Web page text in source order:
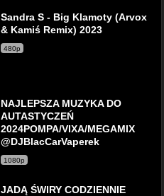
Sandra S - Big Klamoty (Arvox
& Kamiś Remix) 2023
480p
NAJLEPSZA MUZYKA DO
AUTASTYCZEŃ
2024POMPA/VIXA/MEGAMIX
@DJBlacCarVaperek
1080p
JADĄ ŚWIRY CODZIENNIE